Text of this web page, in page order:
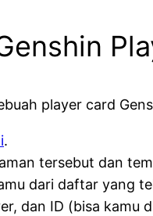
player card
.
tersebut dan
dari daftar yang
dan ID (bisa kamu